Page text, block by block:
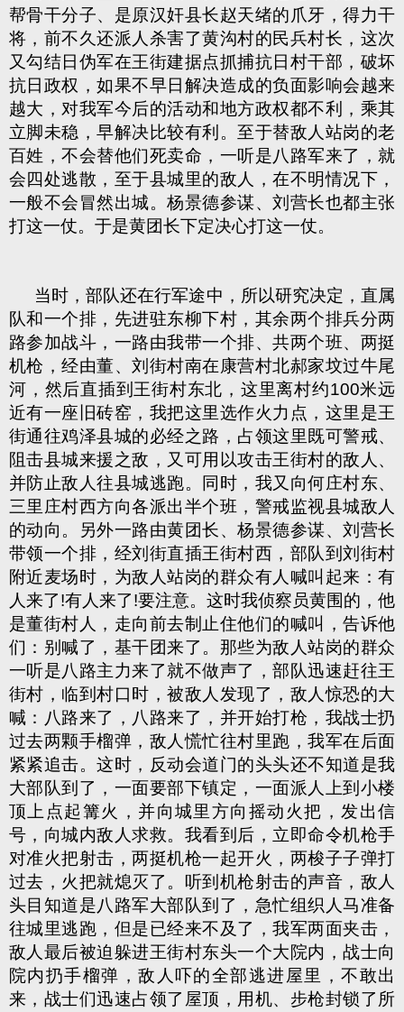
帮骨干分子、是原汉奸县长赵天绪的爪牙，得力干
将，前不久还派人杀害了黄沟村的民兵村长，这次
又勾结日伪军在王街建据点抓捕抗日村干部，破坏
抗日政权，如果不早日解决造成的负面影响会越来
越大，对我军今后的活动和地方政权都不利，乘其
立脚未稳，早解决比较有利。至于替敌人站岗的老
百姓，不会替他们死卖命，一听是八路军来了，就
会四处逃散，至于县城里的敌人，在不明情况下，
一般不会冒然出城。杨景德参谋、刘营长也都主张
打这一仗。于是黄团长下定决心打这一仗。
当时，部队还在行军途中，所以研究决定，直属
队和一个排，先进驻东柳下村，其余两个排兵分两
路参加战斗，一路由我带一个排、共两个班、两挺
机枪，经由董、刘街村南在康营村北郝家坟过牛尾
河，然后直插到王街村东北，这里离村约100米远
近有一座旧砖窑，我把这里选作火力点，这里是王
街通往鸡泽县城的必经之路，占领这里既可警戒、
阻击县城来援之敌，又可用以攻击王街村的敌人、
并防止敌人往县城逃跑。同时，我又向何庄村东、
三里庄村西方向各派出半个班，警戒监视县城敌人
的动向。另外一路由黄团长、杨景德参谋、刘营长
带领一个排，经刘街直插王街村西，部队到刘街村
附近麦场时，为敌人站岗的群众有人喊叫起来：有
人来了!有人来了!要注意。这时我侦察员黄围的，他
是董街村人，走向前去制止住他们的喊叫，告诉他
们：别喊了，基干团来了。那些为敌人站岗的群众
一听是八路主力来了就不做声了，部队迅速赶往王
街村，临到村口时，被敌人发现了，敌人惊恐的大
喊：八路来了，八路来了，并开始打枪，我战士扔
过去两颗手榴弹，敌人慌忙往村里跑，我军在后面
紧紧追击。这时，反动会道门的头头还不知道是我
大部队到了，一面要部下镇定，一面派人上到小楼
顶上点起篝火，并向城里方向摇动火把，发出信
号，向城内敌人求救。我看到后，立即命令机枪手
对准火把射击，两挺机枪一起开火，两梭子子弹打
过去，火把就熄灭了。听到机枪射击的声音，敌人
头目知道是八路军大部队到了，急忙组织人马准备
往城里逃跑，但是已经来不及了，我军两面夹击，
敌人最后被迫躲进王街村东头一个大院内，战士向
院内扔手榴弹，敌人吓的全部逃进屋里，不敢出
来，战士们迅速占领了屋顶，用机、步枪封锁了所